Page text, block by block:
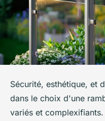
Sécurité, esthétique, et
dans le choix d'une
variés et